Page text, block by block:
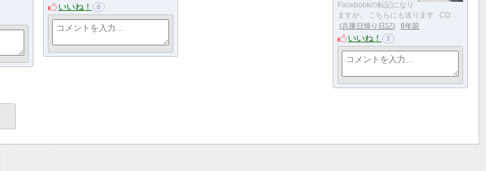
いいね！ 0
Facebookの転記になり
ますが、 こちらにも送ります CO…
兵庫日帰り日記
8年前
いいね！ 1